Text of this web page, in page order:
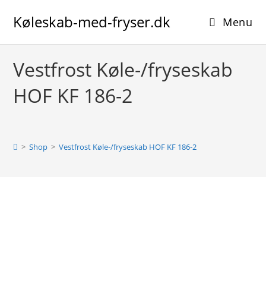
content
Køleskab-med-fryser.dk Menu
Vestfrost Køle-/fryseskab
HOF KF 186-2
> Shop > Vestfrost Køle-/fryseskab HOF KF 186-2